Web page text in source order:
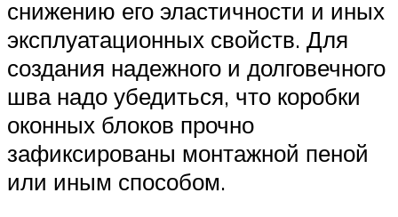
снижению его эластичности и иных
эксплуатационных свойств. Для
создания надежного и долговечного
шва надо убедиться, что коробки
оконных блоков прочно
зафиксированы монтажной пеной
или иным способом.